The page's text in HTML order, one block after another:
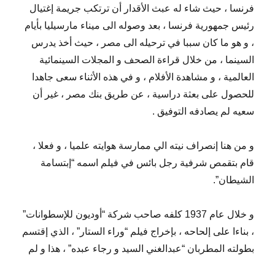
فرنسا ، حيث شاء له عبث الأقدار أن ترتكب جريمة إغتيال
رئيس جمهورية فرنسا ، بعد وصوله الى ميناء مارسيليا بأيام
، و هو ما كان سببا في ترحيله الى مصر ، حيث أخذ يدرس
السينما ، من خلال قراءة الصحف و المجلات السينمائية
العالمية ، و مشاهدة الأفلام ، و في هذه الأثناء سعى جاهدا
للحصول على بعثة دراسية ، عن طريق بنك مصر ، غير أن
سعيه لم يصادفه التوفيق .
و من هنا إنصراف نيته الي ممارسة هوايته علميا ، و فعلا ،
قام بتقمص شرفية رجل بائس في فيلم اسمه “إبتسامة
الشيطان”.
و خلال عام 1937 كلفه صاحب شركة “أوديون للإسطوانات”
، بناءا على إلحاحه ، بإخراج فيلم “وراء الستار” ، الذي إقتسم
بطولته المطربان “عبدالغني السيد و رجاء عبده” ، هذا و لم